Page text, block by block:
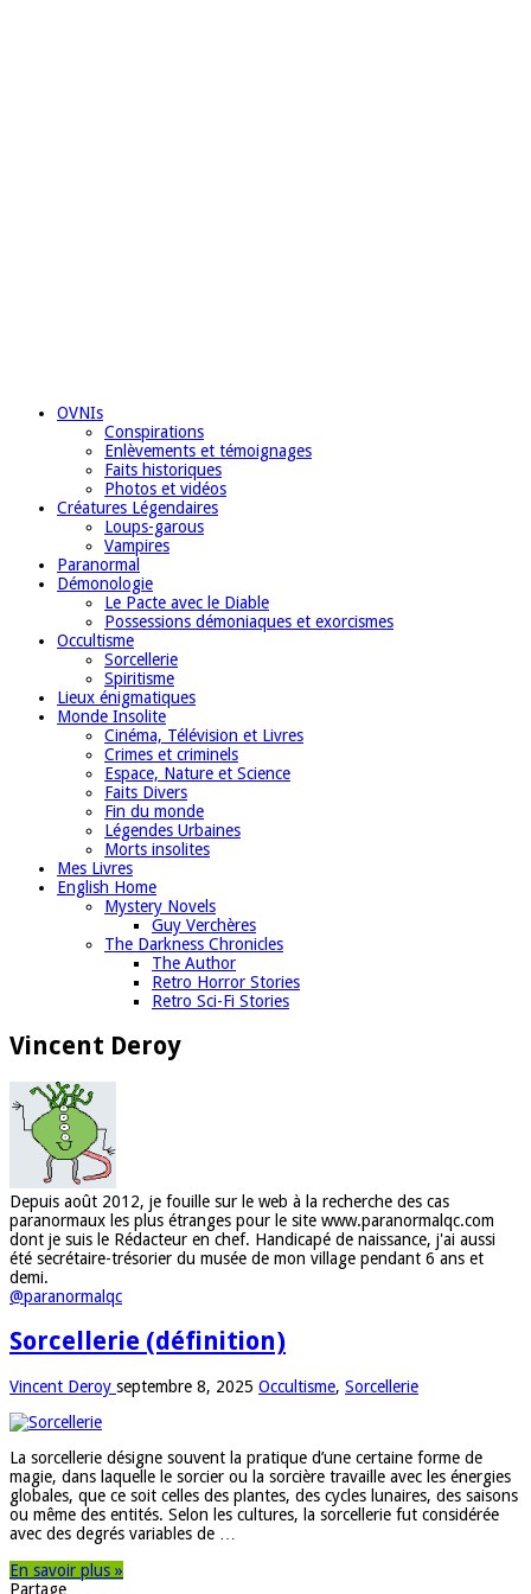
OVNIs
Conspirations
Enlèvements et témoignages
Faits historiques
Photos et vidéos
Créatures Légendaires
Loups-garous
Vampires
Paranormal
Démonologie
Le Pacte avec le Diable
Possessions démoniaques et exorcismes
Occultisme
Sorcellerie
Spiritisme
Lieux énigmatiques
Monde Insolite
Cinéma, Télévision et Livres
Crimes et criminels
Espace, Nature et Science
Faits Divers
Fin du monde
Légendes Urbaines
Morts insolites
Mes Livres
English Home
Mystery Novels
Guy Verchères
The Darkness Chronicles
The Author
Retro Horror Stories
Retro Sci-Fi Stories
Vincent Deroy
Depuis août 2012, je fouille sur le web à la recherche des cas
paranormaux les plus étranges pour le site www.paranormalqc.com
dont je suis le Rédacteur en chef. Handicapé de naissance, j'ai aussi
été secrétaire-trésorier du musée de mon village pendant 6 ans et
demi.
@paranormalqc
Sorcellerie (définition)
Vincent Deroy septembre 8, 2025 Occultisme, Sorcellerie
La sorcellerie désigne souvent la pratique d’une certaine forme de
magie, dans laquelle le sorcier ou la sorcière travaille avec les énergies
globales, que ce soit celles des plantes, des cycles lunaires, des saisons
ou même des entités. Selon les cultures, la sorcellerie fut considérée
avec des degrés variables de …
En savoir plus »
Partage